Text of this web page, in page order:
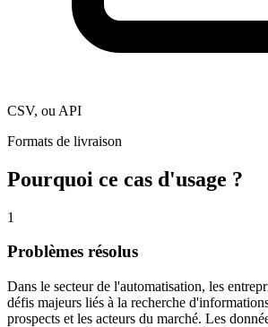
CSV, ou API
Formats de livraison
Pourquoi ce cas d'usage ?
1
Problèmes résolus
Dans le secteur de l'automatisation, les
défis majeurs liés à la recherche
prospects et les acteurs du marché. Les